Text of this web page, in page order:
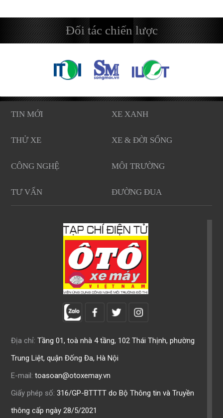
Đối tác chiến lược
TIN MỚI XE XANH
THỬ XE XE & ĐỜI SỐNG
CÔNG NGHỆ MÔI TRƯỜNG
TƯ VẤN ĐƯỜNG ĐUA
Địa chỉ: Tầng 01, toà nhà 4 tầng, 102 Thái Thịnh, phường
Trung Liệt, quận Đống Đa, Hà Nội
E-mail: toasoan@otoxemay.vn
Giấy phép số: 316/GP-BTTTT do Bộ Thông tin và Truyền
thông cấp ngày 28/5/2021